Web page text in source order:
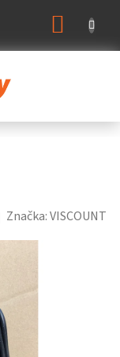
Značka:VISCOUNT